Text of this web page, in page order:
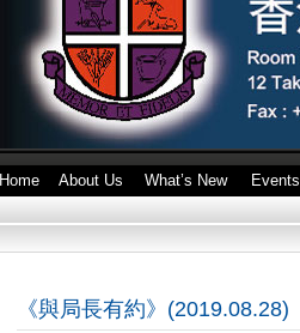
Home About Us What’s New Events
《與局長有約》(2019.08.28)